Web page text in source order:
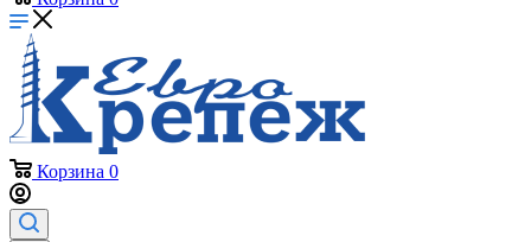
Корзина 0